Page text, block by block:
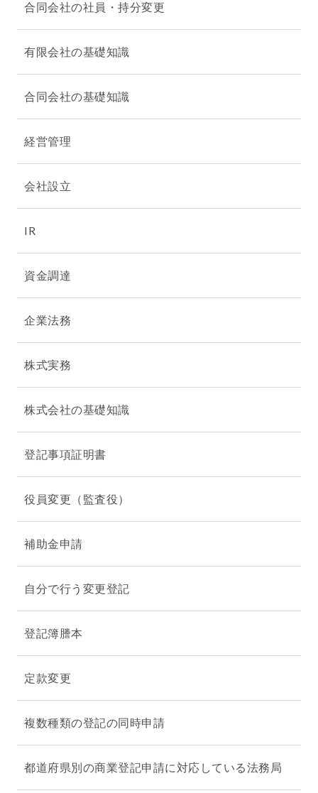
合同会社の社員・持分変更
有限会社の基礎知識
合同会社の基礎知識
経営管理
会社設立
IR
資金調達
企業法務
株式実務
株式会社の基礎知識
登記事項証明書
役員変更（監査役）
補助金申請
自分で行う変更登記
登記簿謄本
定款変更
複数種類の登記の同時申請
都道府県別の商業登記申請に対応している法務局